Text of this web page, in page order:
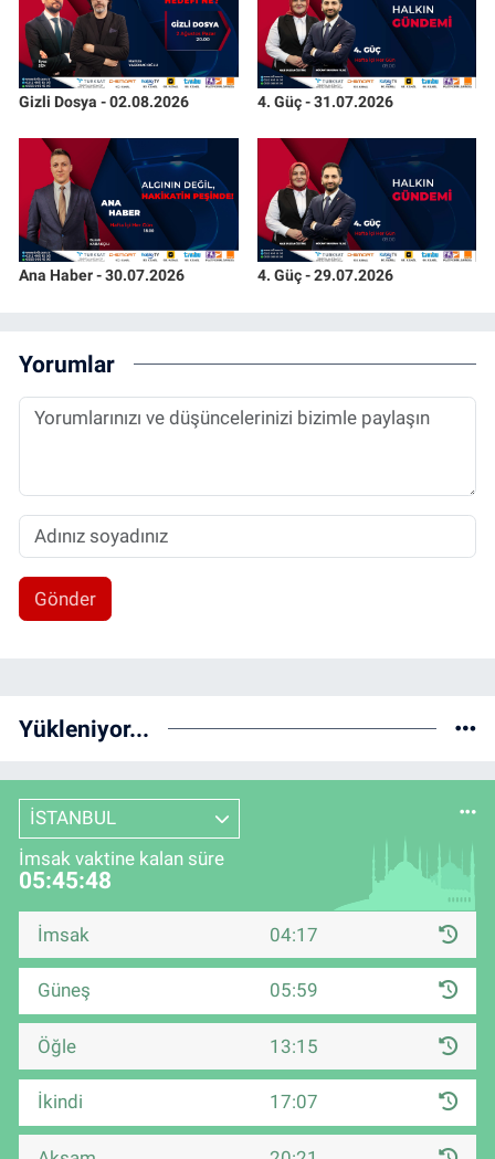
Gizli Dosya - 02.08.2026 4. Güç - 31.07.2026
Ana Haber - 30.07.2026 4. Güç - 29.07.2026
Yorumlar
Gönder
Yükleniyor...
İSTANBUL
İmsak vaktine kalan süre
05:45:47
İmsak 04:17
Güneş 05:59
Öğle 13:15
İkindi 17:07